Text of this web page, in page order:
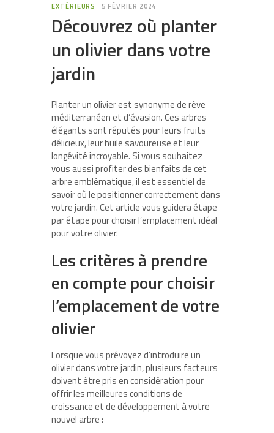
EXTÉRIEURS 5 FÉVRIER 2024
Découvrez où planter
un olivier dans votre
jardin
Planter un olivier est synonyme de rêve
méditerranéen et d’évasion. Ces arbres
élégants sont réputés pour leurs fruits
délicieux, leur huile savoureuse et leur
longévité incroyable. Si vous souhaitez
vous aussi profiter des bienfaits de cet
arbre emblématique, il est essentiel de
savoir où le positionner correctement dans
votre jardin. Cet article vous guidera étape
par étape pour choisir l’emplacement idéal
pour votre olivier.
Les critères à prendre
en compte pour choisir
l’emplacement de votre
olivier
Lorsque vous prévoyez d’introduire un
olivier dans votre jardin, plusieurs facteurs
doivent être pris en considération pour
offrir les meilleures conditions de
croissance et de développement à votre
nouvel arbre :